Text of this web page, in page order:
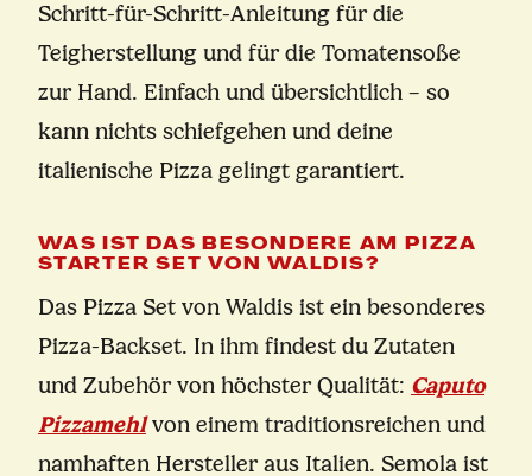
Schritt-für-Schritt-Anleitung für die
Teigherstellung und für die Tomatensoße
zur Hand. Einfach und übersichtlich – so
kann nichts schiefgehen und deine
italienische Pizza gelingt garantiert.
WAS IST DAS BESONDERE AM PIZZA
STARTER SET VON WALDIS?
Das Pizza Set von Waldis ist ein besonderes
Pizza-Backset. In ihm findest du Zutaten
und Zubehör von höchster Qualität: Caputo
Pizzamehlvon einem traditionsreichen und
namhaften Hersteller aus Italien. Semola ist